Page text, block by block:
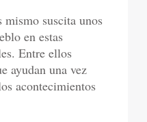
suscita unos
en estas
Entre ellos
ayudan una vez
acontecimientos